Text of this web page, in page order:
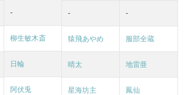
- - -
柳生敏木斎 猿飛あやめ 服部全蔵
日輪 晴太 地雷亜
阿伏兎 星海坊主 鳳仙